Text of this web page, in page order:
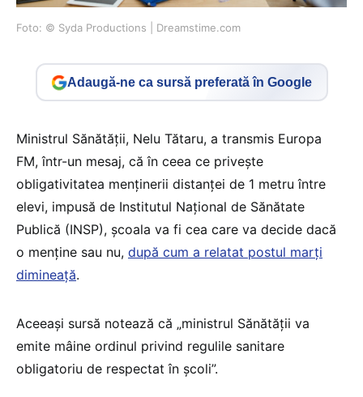
Foto: © Syda Productions | Dreamstime.com
Adaugă-ne ca sursă preferată în Google
Ministrul Sănătății, Nelu Tătaru, a transmis Europa
FM, într-un mesaj, că în ceea ce privește
obligativitatea menținerii distanței de 1 metru între
elevi, impusă de Institutul Național de Sănătate
Publică (INSP), școala va fi cea care va decide dacă
o menține sau nu, după cum a relatat postul marți
dimineață.
Aceeași sursă notează că „ministrul Sănătății va
emite mâine ordinul privind regulile sanitare
obligatoriu de respectat în școli”.